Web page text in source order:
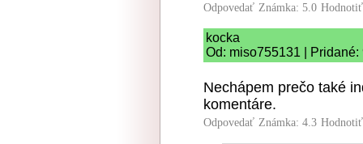
Odpovedať Známka: 5.0
kocka
Od: miso755131 | Pridané:
Nechápem prečo také
komentáre.
Odpovedať Známka: 4.3